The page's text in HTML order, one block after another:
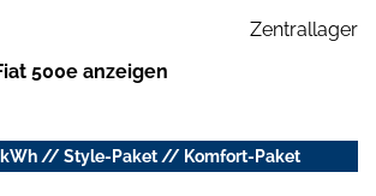
Zentrallager
500e anzeigen
kWh // Style-Paket // Komfort-Paket